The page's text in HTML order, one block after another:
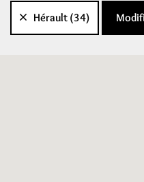
Hérault (34)